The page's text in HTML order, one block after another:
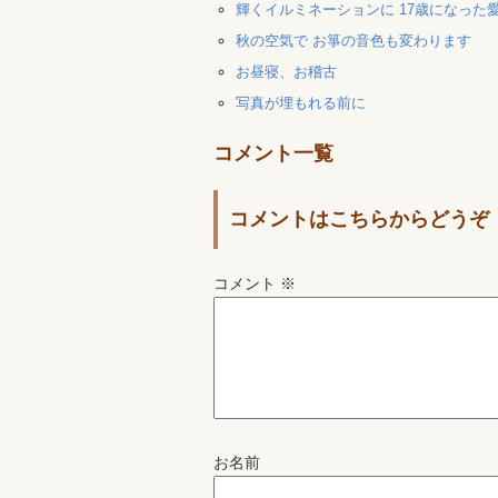
輝くイルミネーションに 17歳になった
秋の空気で お箏の音色も変わります
お昼寝、お稽古
写真が埋もれる前に
コメント一覧
コメントはこちらからどうぞ
コメント ※
お名前